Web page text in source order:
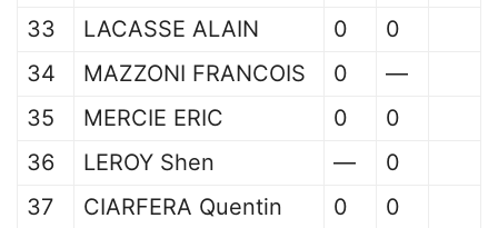
33 LACASSE ALAIN 0
0
34
MAZZONI FRANCOIS 0
—
35
MERCIE ERIC 0
0
36
LEROY Shen —
0
37
CIARFERA Quentin 0
0